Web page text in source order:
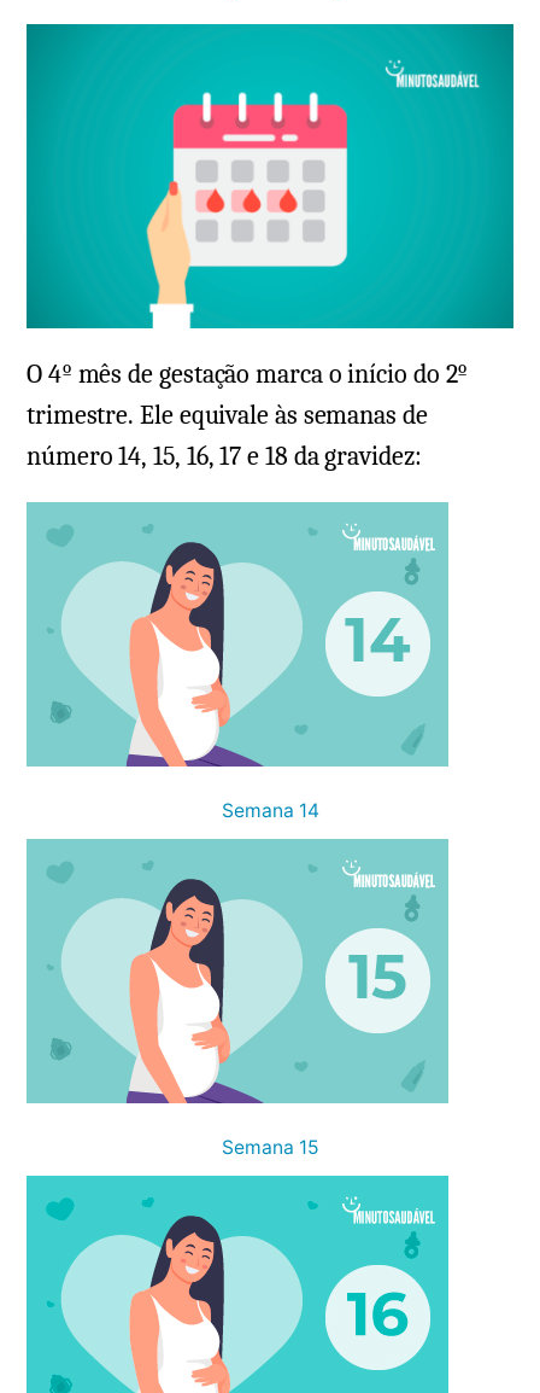
O 4º mês de gestação marca o início do 2º
trimestre. Ele equivale às semanas de
número 14, 15, 16, 17 e 18 da gravidez:
Semana 14
Semana 15